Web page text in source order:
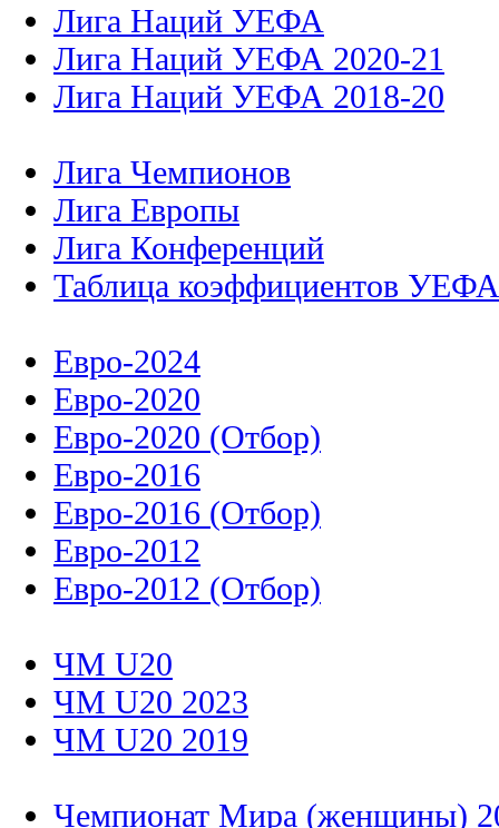
Лига Наций УЕФА
Лига Наций УЕФА 2020-21
Лига Наций УЕФА 2018-20
Лига Чемпионов
Лига Европы
Лига Конференций
Таблица коэффициентов УЕФА
Евро-2024
Евро-2020
Евро-2020 (Отбор)
Евро-2016
Евро-2016 (Отбор)
Евро-2012
Евро-2012 (Отбор)
ЧМ U20
ЧМ U20 2023
ЧМ U20 2019
Чемпионат Мира (женщины)